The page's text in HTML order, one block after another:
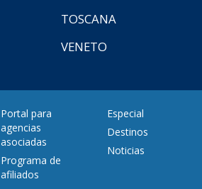
TOSCANA
VENETO
Portal para
agencias
asociadas
Programa de
afiliados
Especial
Destinos
Noticias